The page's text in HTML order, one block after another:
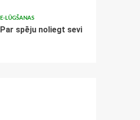
E-LŪGŠANAS
Par spēju noliegt sevi